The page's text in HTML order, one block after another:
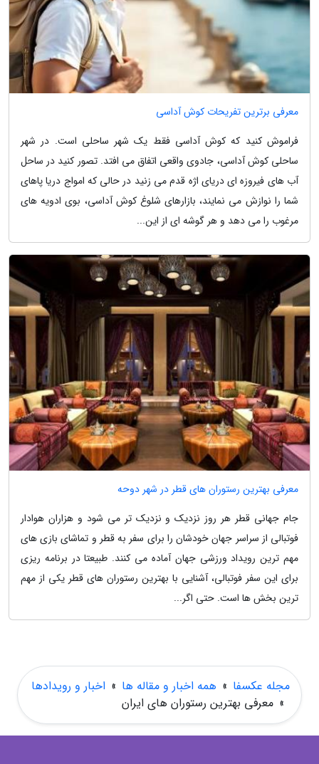
معرفی برترین تفریحات کوش آداسی
فراموش کنید که کوش آداسی فقط یک شهر ساحلی است. در شهر
ساحلی کوش آداسی، جادوی واقعی اتفاق می افتد. تصور کنید در ساحل
آب های فیروزه ای دریای اژه قدم می زنید در حالی که امواج دریا پاهای
شما را نوازش می نمایند، بازارهای شلوغ کوش آداسی، بوی ادویه های
مرغوب را می دهد و هر گوشه ای از این...
معرفی بهترین رستوران های قطر در شهر دوحه
جام جهانی قطر هر روز نزدیک و نزدیک تر می شود و هزاران هوادار
فوتبالی از سراسر جهان خودشان را برای سفر به قطر و تماشای بازی های
مهم ترین رویداد ورزشی جهان آماده می کنند. طبیعتا در برنامه ریزی
برای این سفر فوتبالی، آشنایی با بهترین رستوران های قطر یکی از مهم
ترین بخش ها است. حتی اگر...
مجله عکسفا » همه اخبار و مقاله ها » اخبار و رویدادها
» معرفی بهترین رستوران های ایران